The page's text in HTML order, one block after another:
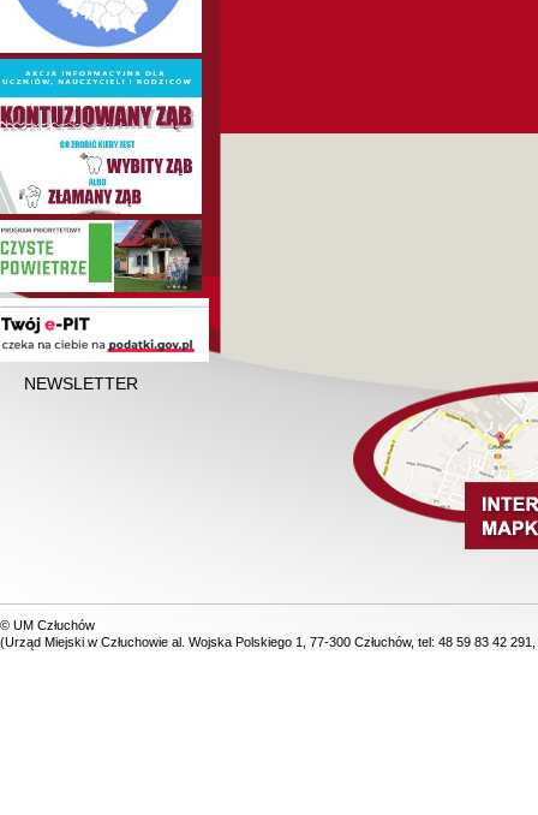
NEWSLETTER
© UM Człuchów
(Urząd Miejski w Człuchowie al. Wojska Polskiego 1, 77-300 Człuchów, tel: 48 59 83 42